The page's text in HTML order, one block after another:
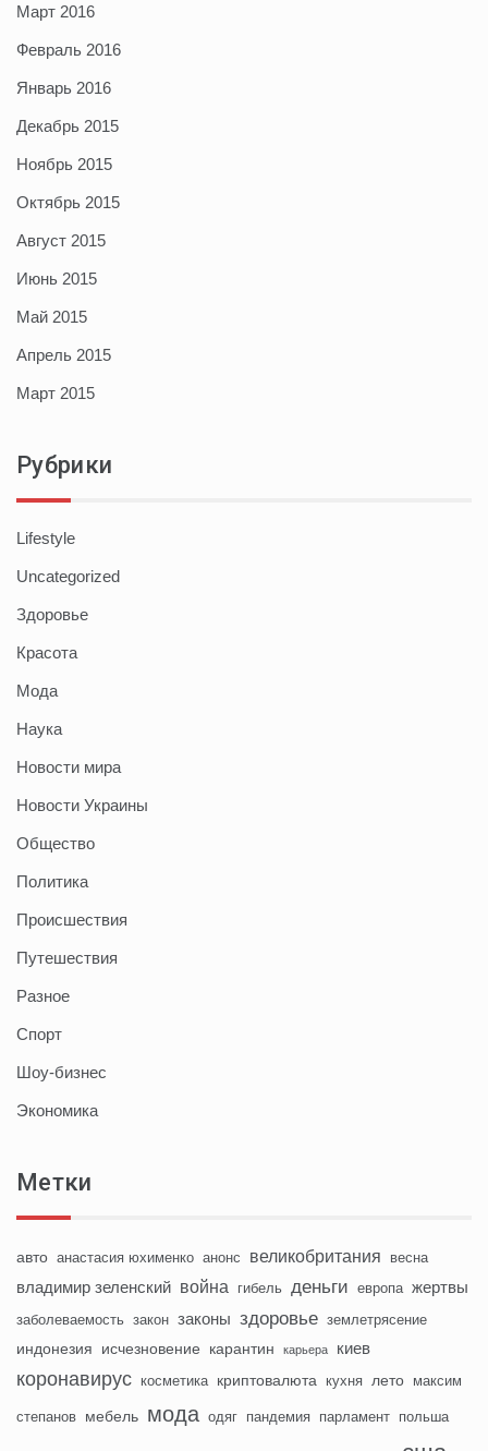
Март 2016
Февраль 2016
Январь 2016
Декабрь 2015
Ноябрь 2015
Октябрь 2015
Август 2015
Июнь 2015
Май 2015
Апрель 2015
Март 2015
Рубрики
Lifestyle
Uncategorized
Здоровье
Красота
Мода
Наука
Новости мира
Новости Украины
Общество
Политика
Происшествия
Путешествия
Разное
Спорт
Шоу-бизнес
Экономика
Метки
авто анастасия юхименко анонс великобритания весна
владимир зеленский война гибель деньги европа жертвы
заболеваемость закон законы здоровье землетрясение
индонезия исчезновение карантин карьера киев
коронавирус косметика криптовалюта кухня лето максим
степанов мебель мода одяг пандемия парламент польша